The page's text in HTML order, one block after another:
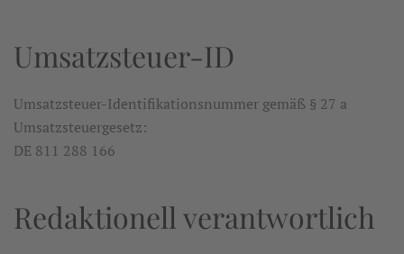
Umsatzsteuer-ID
Umsatzsteuer-Identifikationsnummer gemäß § 27 a
Umsatzsteuergesetz:
DE 811 288 166
Redaktionell verantwortlich